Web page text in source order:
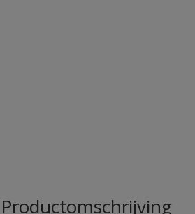
Productomschrijving